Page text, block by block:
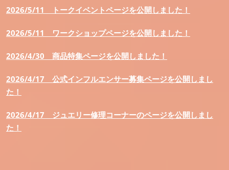
2026/5/11 トークイベントページを公開しました！
2026/5/11 ワークショップページを公開しました！
2026/4/30 商品特集ページを公開しました！
2026/4/17 公式インフルエンサー募集ページを公開しまし
た！
2026/4/17 ジュエリー修理コーナーのページを公開しまし
た！